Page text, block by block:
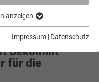
anzeigen
Impressum | Datenschutz
bekommt
für die